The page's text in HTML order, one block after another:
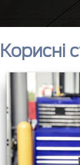
Корисні